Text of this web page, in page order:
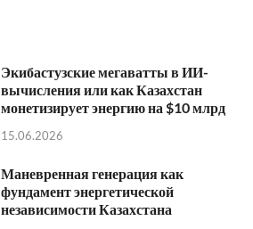
Экибастузские мегаватты в ИИ-
вычисления или как Казахстан
монетизирует энергию на $10 млрд
15.06.2026
Маневренная генерация как
фундамент энергетической
независимости Казахстана